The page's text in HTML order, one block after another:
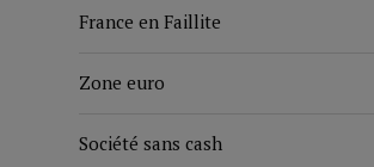
France en Faillite
Zone euro
Société sans cash